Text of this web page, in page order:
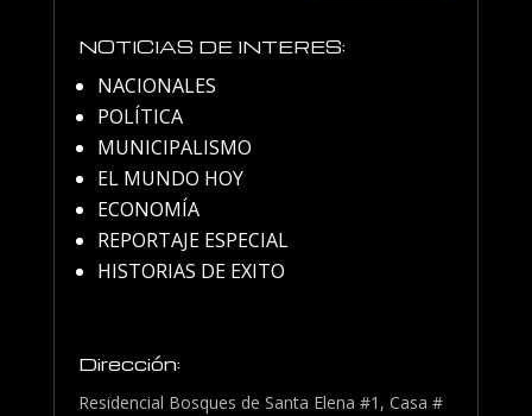
NOTICIAS DE INTERES:
NACIONALES
POLÍTICA
MUNICIPALISMO
EL MUNDO HOY
ECONOMÍA
REPORTAJE ESPECIAL
HISTORIAS DE EXITO
Dirección:
Residencial Bosques de Santa Elena #1, Casa #